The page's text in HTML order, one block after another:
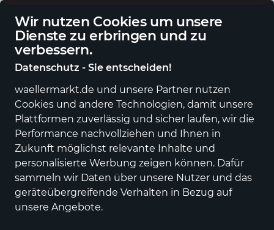
Wir nutzen Cookies um unsere
Dienste zu erbringen und zu
verbessern.
Datenschutz - Sie entscheiden!
waellermarkt.de und unsere Partner nutzen
Cookies und andere Technologien, damit unsere
Plattformen zuverlässig und sicher laufen, wir die
Performance nachvollziehen und Ihnen in
Zukunft möglichst relevante Inhalte und
personalisierte Werbung zeigen können. Dafür
sammeln wir Daten über unsere Nutzer und das
geräteübergreifende Verhalten in Bezug auf
unsere Angebote.
Alle Kategorien Neuheiten Angebote Sportartikel